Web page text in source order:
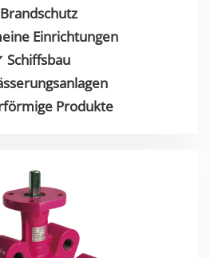
Einrichtungen
Schiffsbau
Produkte